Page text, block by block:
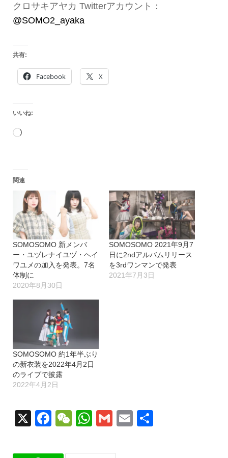
クロサキアヤカ Twitterアカウント：
@SOMO2_ayaka
共有:
Facebook X
いいね:
読
込
み
中…
関連
SOMOSOMO 新メンバ
ー・ユヅレナイユヅ・ヘイ
ワユメの加入を発表。7名
体制に
2020年8月30日
SOMOSOMO 2021年9月7
日に2ndアルバムリリース
を3rdワンマンで発表
2021年7月3日
SOMOSOMO 約1年半ぶり
の新衣装を2022年4月2日
のライブで披露
2022年4月2日
X Facebook
WeChat
WhatsApp
GmailEmail